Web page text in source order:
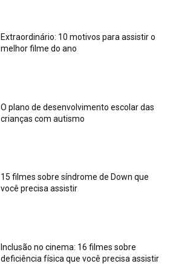
Extraordinário: 10 motivos para assistir o
melhor filme do ano
O plano de desenvolvimento escolar das
crianças com autismo
15 filmes sobre síndrome de Down que
você precisa assistir
Inclusão no cinema: 16 filmes sobre
deficiência física que você precisa assistir